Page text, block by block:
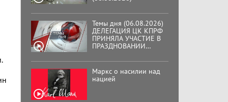
Темы дня (06.08.2026)
ДЕЛЕГАЦИЯ ЦК КПРФ
ПРИНЯЛА УЧАСТИЕ В
ПРАЗДНОВАНИИ
ТРЕТЬЕЙ ГОДОВЩИНЫ
ОСВОБОЖДЕНИЯ ОРЛА
ОТ НЕМЕЦКО-
ФАШИСТСКИХ
Маркс о насилии над
нацией